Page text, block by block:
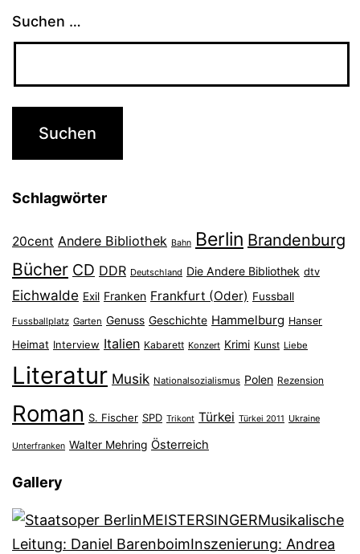
Suchen …
Schlagwörter
20cent Andere Bibliothek Bahn Berlin Brandenburg
Bücher CD DDR Deutschland Die Andere Bibliothek dtv
Eichwalde Exil Franken Frankfurt (Oder) Fussball
Fussballplatz Garten Genuss Geschichte Hammelburg Hanser
Heimat Interview Italien Kabarett Konzert Krimi Kunst Liebe
Literatur Musik Nationalsozialismus Polen Rezension
Roman S. Fischer SPD Trikont Türkei Türkei 2011 Ukraine
Unterfranken Walter Mehring Österreich
Gallery